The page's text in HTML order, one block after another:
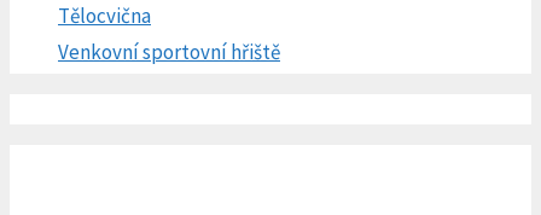
Tělocvična
Venkovní sportovní hřiště